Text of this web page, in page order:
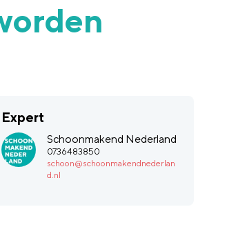
Expert
Schoonmakend Nederland
0736483850
schoon@schoonmakendnederlan
d.nl